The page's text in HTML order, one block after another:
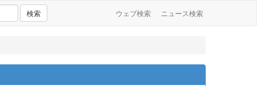
検索 ウェブ検索 ニュース検索